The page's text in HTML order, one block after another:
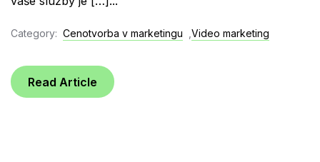
Category: Cenotvorba v marketingu Video marketing
Read Article